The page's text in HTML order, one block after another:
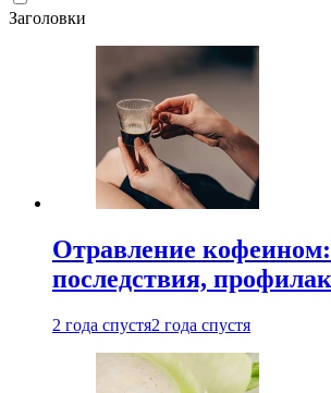
Заголовки
Отравление
последствия,
2 года спустя2 года спустя